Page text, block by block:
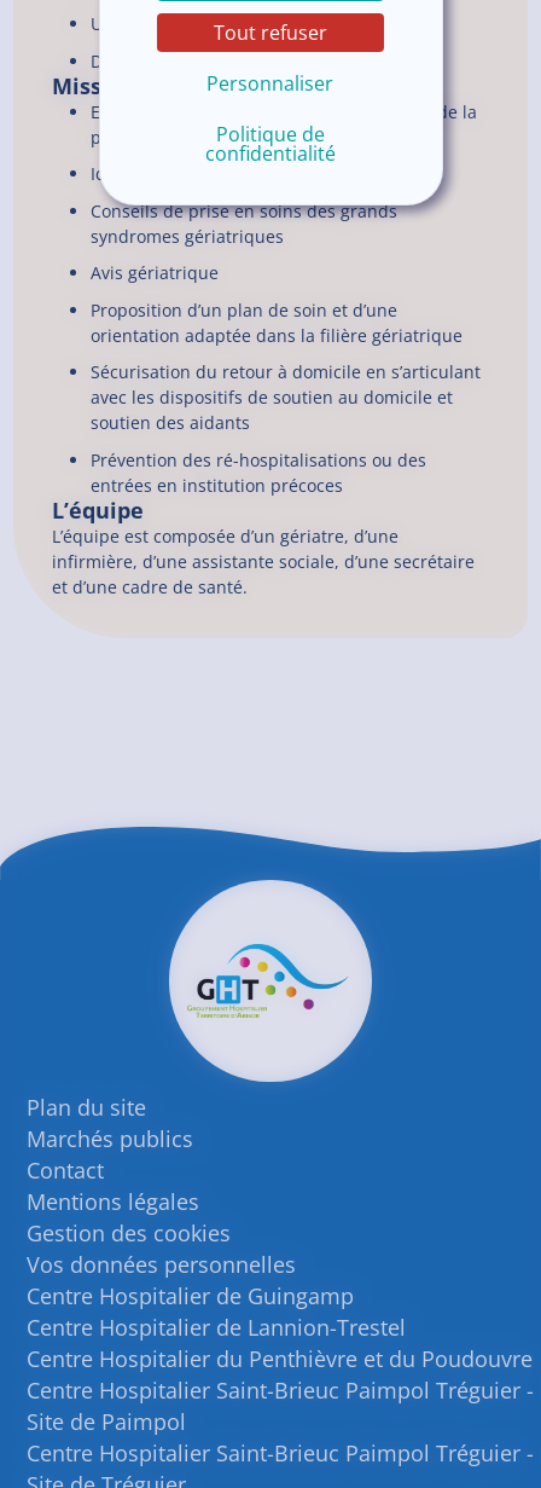
Une polymédication
Des hospitalisations répétées
Missions de l’EMOG
Evaluation globale et multidimensionnelle de la
personne âgée
Identification des critères de vulnérabilité
Conseils de prise en soins des grands
syndromes gériatriques
Avis gériatrique
Proposition d’un plan de soin et d’une
orientation adaptée dans la filière gériatrique
Sécurisation du retour à domicile en s’articulant
avec les dispositifs de soutien au domicile et
soutien des aidants
Prévention des ré-hospitalisations ou des
entrées en institution précoces
L’équipe
L’équipe est composée d’un gériatre, d’une
infirmière, d’une assistante sociale, d’une secrétaire
et d’une cadre de santé.
Plan du site
Marchés publics
Contact
Mentions légales
Gestion des cookies
Vos données personnelles
Centre Hospitalier de Guingamp
Centre Hospitalier de Lannion-Trestel
Centre Hospitalier du Penthièvre et du Poudouvre
Centre Hospitalier Saint-Brieuc Paimpol Tréguier -
Site de Paimpol
Centre Hospitalier Saint-Brieuc Paimpol Tréguier -
Tout refuser
Personnaliser
Politique de
confidentialité